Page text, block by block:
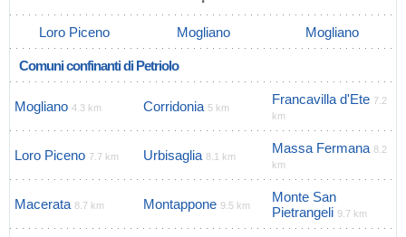
Loro Piceno Mogliano Mogliano
Comuni confinanti di Petriolo
Mogliano 4.3 km Corridonia 5 km
Francavilla d'Ete 7.2
km
Loro Piceno 7.7 km Urbisaglia 8.1 km
Massa Fermana 8.2
km
Macerata 8.7 km Montappone 9.5 km
Monte San
Pietrangeli 9.7 km